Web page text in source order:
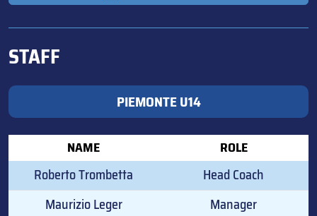
STAFF
PIEMONTE U14
NAME ROLE
Roberto Trombetta
Head Coach
Maurizio Leger
Manager